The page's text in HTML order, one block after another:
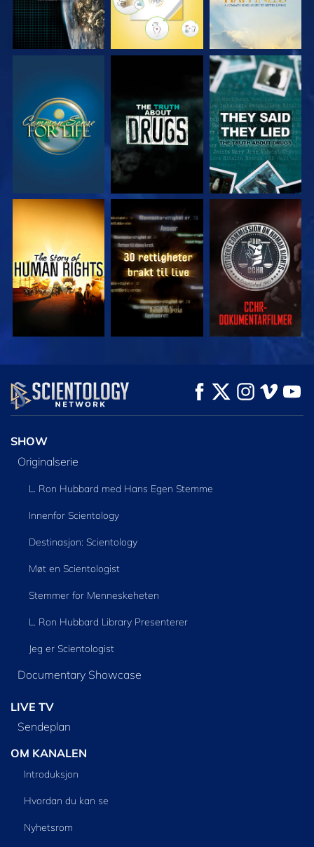
SE SE
SE SE SE
SE UTFORSK SERIEN
SHOW
Originalserie
L. Ron Hubbard med Hans Egen Stemme
Innenfor Scientology
Destinasjon: Scientology
Møt en Scientologist
Stemmer for Menneskeheten
L. Ron Hubbard Library Presenterer
Jeg er Scientologist
Documentary Showcase
LIVE TV
Sendeplan
OM KANALEN
Introduksjon
Hvordan du kan se
Nyhetsrom